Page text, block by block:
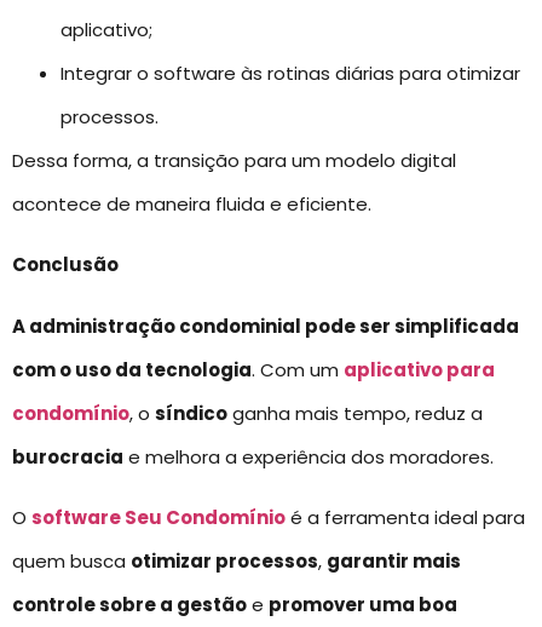
aplicativo;
Integrar o software às rotinas diárias para otimizar
processos.
Dessa forma, a transição para um modelo digital
acontece de maneira fluida e eficiente.
Conclusão
A administração condominial pode ser simplificada
com o uso da tecnologia. Com um aplicativo para
condomínio, o síndicoganha mais tempo, reduz a
burocracia e melhora a experiência dos moradores.
O software Seu Condomínioé a ferramenta ideal para
quem busca otimizar processos, garantir mais
controle sobre a gestãoe promover uma boa